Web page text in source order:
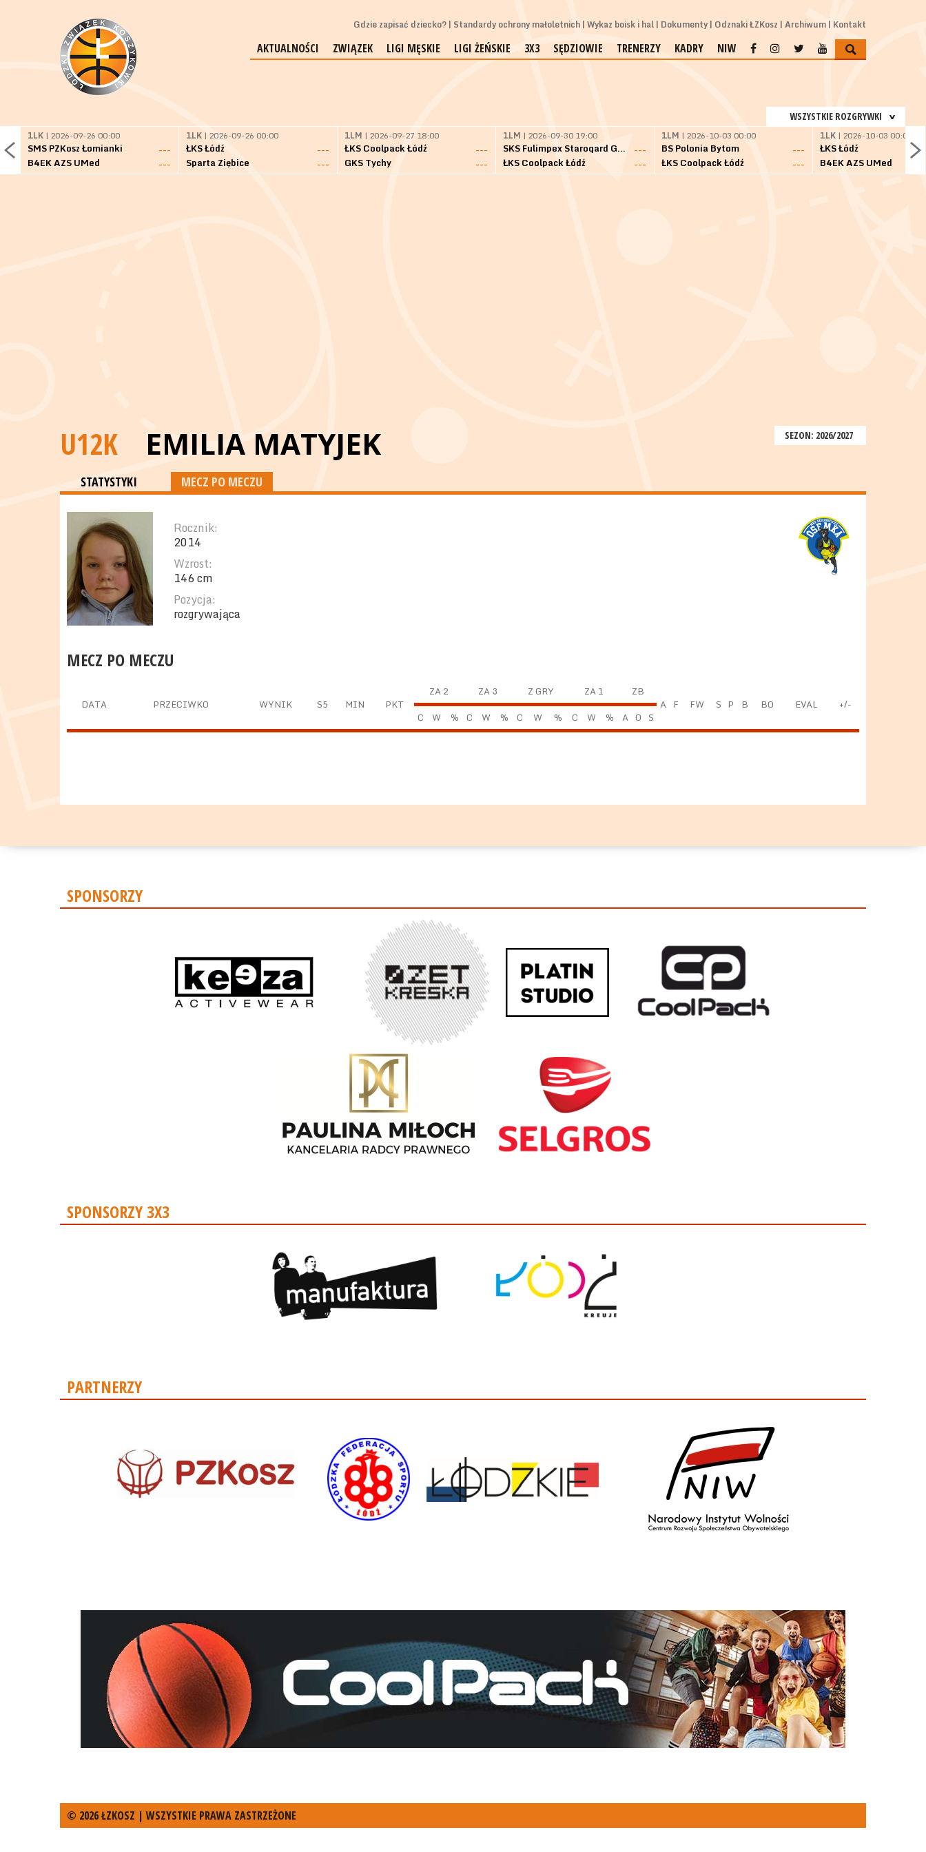
Gdzie zapisać dziecko? Standardy ochrony małoletnich Wykaz boisk i hal Dokumenty Odznaki ŁZKosz Archiwum Kontakt
AKTUALNOŚCI ZWIĄZEK LIGI MĘSKIE LIGI ŻEŃSKIE 3X3 SĘDZIOWIE TRENERZY KADRY NIW
WSZYSTKIE ROZGRYWKI
1LK | 2026-09-26 00:00
SMS PZKosz Łomianki
---
B4EK AZS UMed
---
1LK | 2026-09-26 00:00
ŁKS Łódź
---
Sparta Ziębice
---
1LM | 2026-09-27 18:00
ŁKS Coolpack Łódź
---
GKS Tychy
---
1LM | 2026-09-30 19:00
SKS Fulimpex Starogard Gdański
---
ŁKS Coolpack Łódź
---
1LM | 2026-10-03 00:00
BS Polonia Bytom
---
ŁKS Coolpack Łódź
---
1LK | 2026-10-03 00:00
ŁKS Łódź
B4EK AZS UMed
SEZON: 2026/2027
U12K EMILIA MATYJEK
STATYSTYKI MECZ PO MECZU
Rocznik:
2014
Wzrost:
146 cm
Pozycja:
rozgrywająca
MECZ PO MECZU
DATA PRZECIWKO WYNIK S5 MIN PKT
ZA 2 ZA 3 Z GRY ZA 1
ZB
A F FW S P B BO EVAL
+/-
C
W % C W % C W % C W % A O S
SPONSORZY
SPONSORZY 3X3
PARTNERZY
© 2026 ŁZKOSZ | WSZYSTKIE PRAWA ZASTRZEŻONE